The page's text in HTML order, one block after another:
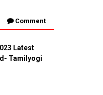
Comment
Latest
Tamilyogi